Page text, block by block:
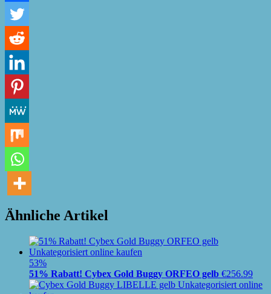
Ähnliche Artikel
53%
51% Rabatt! Cybex Gold Buggy ORFEO gelb €256.99